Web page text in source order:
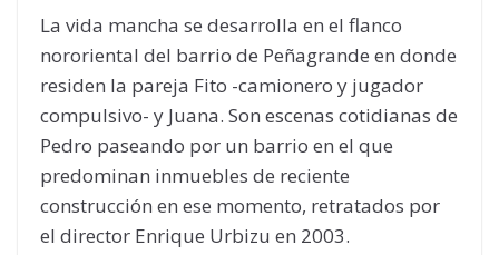
La vida mancha se desarrolla en el flanco
nororiental del barrio de Peñagrande en donde
residen la pareja Fito -camionero y jugador
compulsivo- y Juana. Son escenas cotidianas de
Pedro paseando por un barrio en el que
predominan inmuebles de reciente
construcción en ese momento, retratados por
el director Enrique Urbizu en 2003.